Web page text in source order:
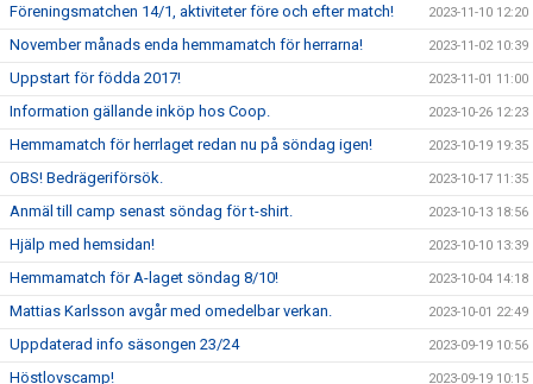
Föreningsmatchen 14/1, aktiviteter före och efter match! 2023-11-10 12:20
November månads enda hemmamatch för herrarna! 2023-11-02 10:39
Uppstart för födda 2017! 2023-11-01 11:00
Information gällande inköp hos Coop. 2023-10-26 12:23
Hemmamatch för herrlaget redan nu på söndag igen! 2023-10-19 19:35
OBS! Bedrägeriförsök. 2023-10-17 11:35
Anmäl till camp senast söndag för t-shirt. 2023-10-13 18:56
Hjälp med hemsidan! 2023-10-10 13:39
Hemmamatch för A-laget söndag 8/10! 2023-10-04 14:18
Mattias Karlsson avgår med omedelbar verkan. 2023-10-01 22:49
Uppdaterad info säsongen 23/24 2023-09-19 10:56
Höstlovscamp! 2023-09-19 10:15